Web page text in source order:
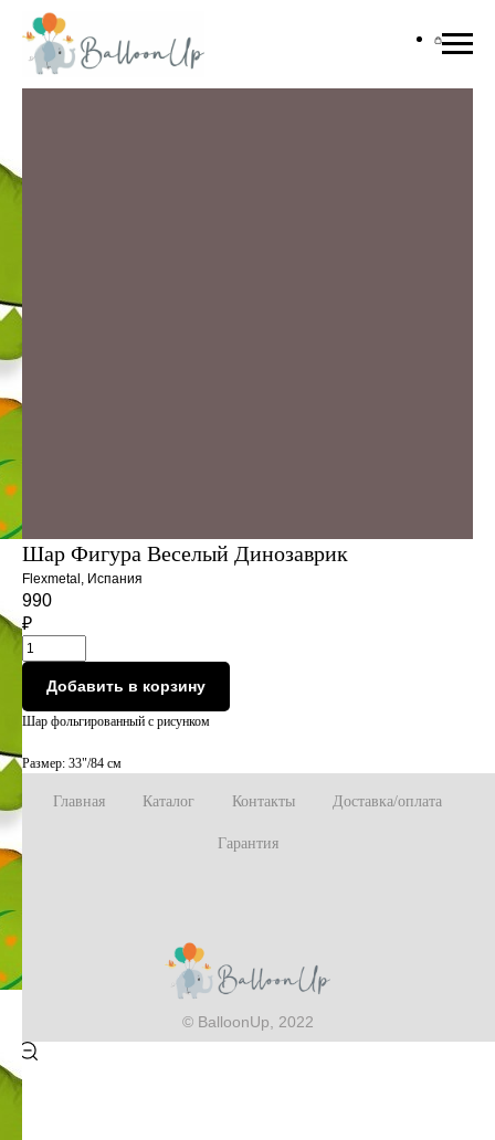
Шар Фигура Веселый Динозаврик
Flexmetal, Испания
990
₽
Добавить в корзину
Шар фольгированный с рисунком
Размер: 33"/84 см
Главная Каталог Контакты Доставка/оплата
Гарантия
© BalloonUp, 2022